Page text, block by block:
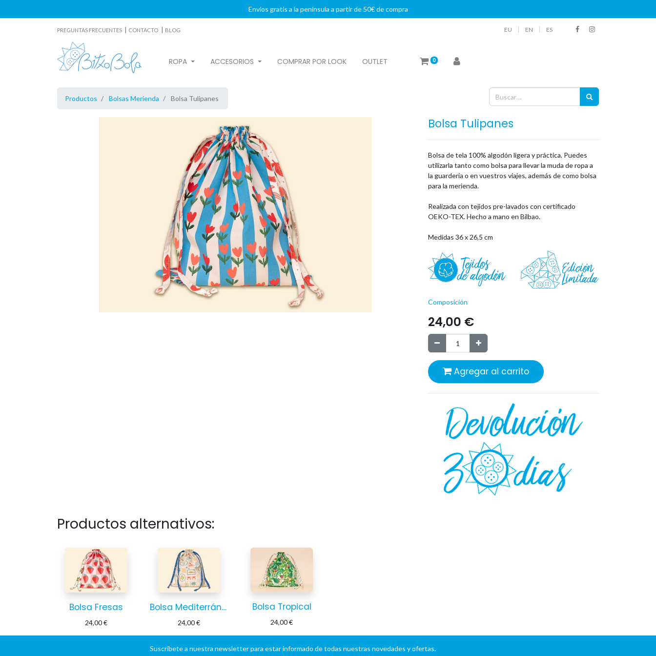
Envíos gratis a la península a partir de 50€ de compra
PREGUNTAS FRECUENTES | CONTACTO | BLOG EU EN ES
ROPA ACCESORIOS COMPRAR POR LOOK OUTLET 0
Productos Bolsas Merienda Bolsa Tulipanes
Bolsa Tulipanes
Bolsa de tela 100% algodón ligera y práctica. Puedes
utilizarla tanto como bolsa para llevar la muda de ropa a
la guardería o en vuestros viajes, además de como bolsa
para la merienda.
Realizada con tejidos pre-lavados con certificado
OEKO-TEX. Hecho a mano en Bilbao.
Medidas 36 x 26,5 cm
Composición
24,00 €
Agregar al carrito
Productos alternativos:
Bolsa Fresas
24,00€
Bolsa Mediterráneo
24,00€
Bolsa Tropical
24,00€
Suscríbete a nuestra newsletter para estar informado de todas nuestras novedades y ofertas.